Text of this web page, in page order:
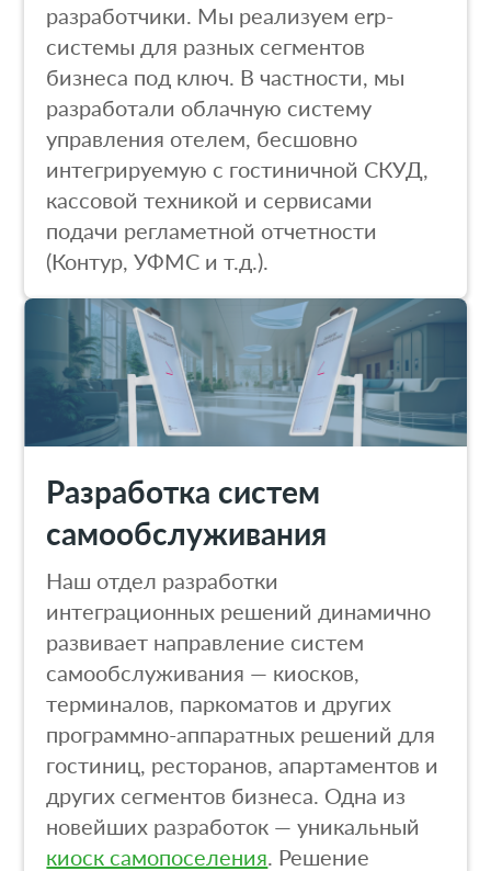
разработчики. Мы реализуем erp-
системы для разных сегментов
бизнеса под ключ. В частности, мы
разработали облачную систему
управления отелем, бесшовно
интегрируемую с гостиничной СКУД,
кассовой техникой и сервисами
подачи регламетной отчетности
(Контур, УФМС и т.д.).
Разработка систем
самообслуживания
Наш отдел разработки
интеграционных решений динамично
развивает направление систем
самообслуживания — киосков,
терминалов, паркоматов и других
программно-аппаратных решений для
гостиниц, ресторанов, апартаментов и
других сегментов бизнеса. Одна из
новейших разработок — уникальный
киоск самопоселения. Решение